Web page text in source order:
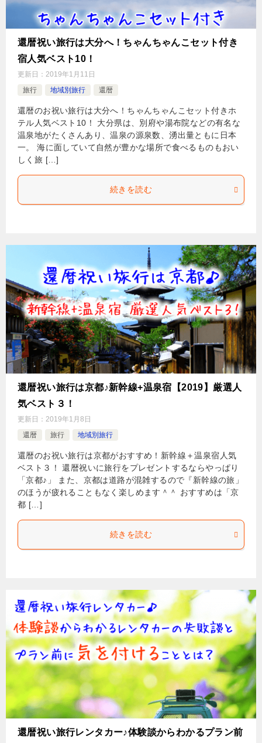
還暦祝い旅行は大分へ！ちゃんちゃんこセット付き
宿人気ベスト10！
更新日： 2019年1月11日
旅行
地域別旅行 還暦
還暦のお祝い旅行は大分へ！ちゃんちゃんこセット付きホ
テル人気ベスト10！ 大分県は、別府や湯布院などの有名な
温泉地がたくさんあり、温泉の源泉数、湧出量ともに日本
一。 海に面していて自然が豊かな場所で食べるものもおい
しく旅 […]
続きを読む
還暦祝い旅行は京都♪新幹線+温泉宿【2019】厳選人
気ベスト３！
更新日： 2019年1月8日
還暦
旅行 地域別旅行
還暦のお祝い旅行は京都がおすすめ！新幹線＋温泉宿人気
ベスト３！ 還暦祝いに旅行をプレゼントするならやっぱり
「京都♪」 また、京都は道路が混雑するので『新幹線の旅」
のほうが疲れることもなく楽しめます＾＾ おすすめは「京
都 […]
続きを読む
還暦祝い旅行レンタカー♪体験談からわかるプラン前